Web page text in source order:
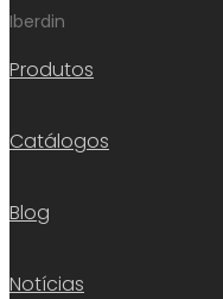
Iberdin
Produtos
Catálogos
Blog
Notícias